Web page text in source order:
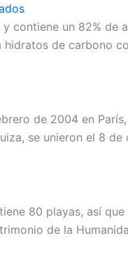
contiene un 82%
de carbono
de 2004 en
se unieron el 8
80 playas, así
de la